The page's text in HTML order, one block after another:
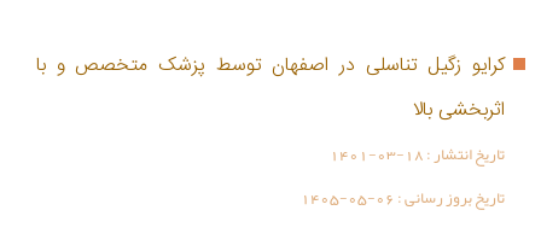
کرایو زگیل تناسلی در اصفهان توسط پزشک متخصص و با
اثربخشی بالا
تاریخ انتشار :1401-03-18
تاریخ بروز رسانی :1405-05-06